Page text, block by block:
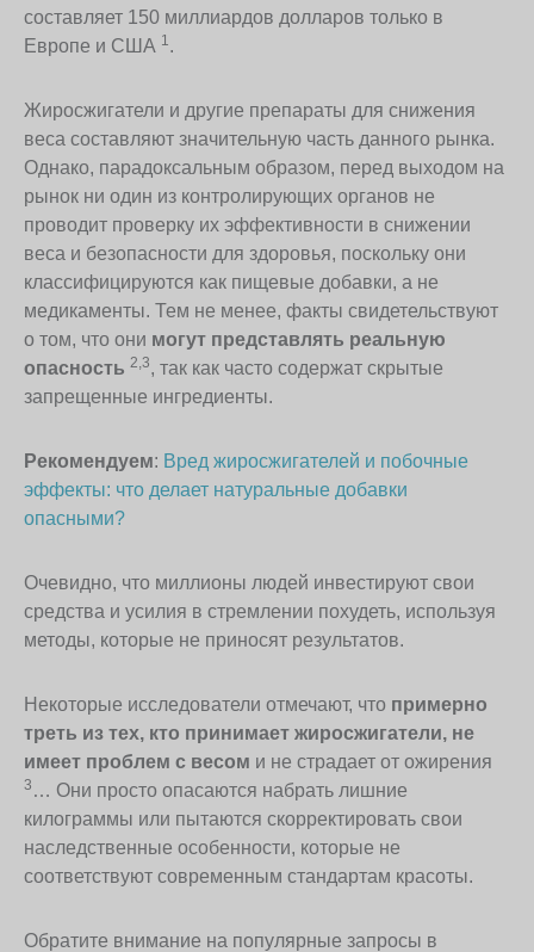
составляет 150 миллиардов долларов только в
Европе и США 1.
Жиросжигатели и другие препараты для снижения
веса составляют значительную часть данного рынка.
Однако, парадоксальным образом, перед выходом на
рынок ни один из контролирующих органов не
проводит проверку их эффективности в снижении
веса и безопасности для здоровья, поскольку они
классифицируются как пищевые добавки, а не
медикаменты. Тем не менее, факты свидетельствуют
о том, что они могут представлять реальную
опасность 2,3, так как часто содержат скрытые
запрещенные ингредиенты.
Рекомендуем: Вред жиросжигателей и побочные
эффекты: что делает натуральные добавки
опасными?
Очевидно, что миллионы людей инвестируют свои
средства и усилия в стремлении похудеть, используя
методы, которые не приносят результатов.
Некоторые исследователи отмечают, что примерно
треть из тех, кто принимает жиросжигатели, не
имеет проблем с весом и не страдает от ожирения
3 … Они просто опасаются набрать лишние
килограммы или пытаются скорректировать свои
наследственные особенности, которые не
соответствуют современным стандартам красоты.
Обратите внимание на популярные запросы в